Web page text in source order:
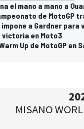
el mano a mano a
de MotoGP
a Gardner para
en Moto3
Up de MotoGP en